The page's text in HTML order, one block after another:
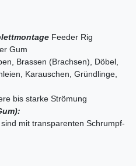
Feeder Rig
Gum
Brassen (Brachsen), Döbel,
Karauschen, Gründlinge,
bis starke Strömung
mit transparenten Schrumpf-